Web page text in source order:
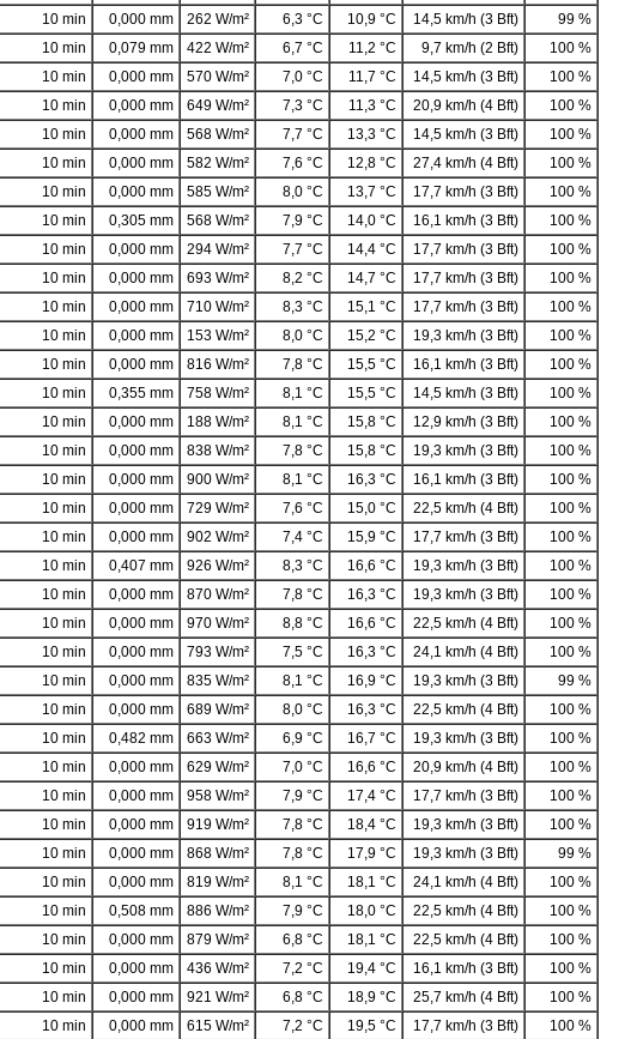
10 min 0,000 mm 262 W/m² 6,3 °C 10,9 °C 14,5 km/h (3 Bft)
99 %
10 min 0,079 mm 422 W/m² 6,7 °C 11,2 °C 9,7 km/h (2 Bft)
100 %
10 min 0,000 mm 570 W/m² 7,0 °C 11,7 °C 14,5 km/h (3 Bft)
100 %
10 min 0,000 mm 649 W/m² 7,3 °C 11,3 °C 20,9 km/h (4 Bft)
100 %
10 min 0,000 mm 568 W/m² 7,7 °C 13,3 °C 14,5 km/h (3 Bft)
100 %
10 min 0,000 mm 582 W/m² 7,6 °C 12,8 °C 27,4 km/h (4 Bft)
100 %
10 min 0,000 mm 585 W/m² 8,0 °C 13,7 °C 17,7 km/h (3 Bft)
100 %
10 min 0,305 mm 568 W/m² 7,9 °C 14,0 °C 16,1 km/h (3 Bft)
100 %
10 min 0,000 mm 294 W/m² 7,7 °C 14,4 °C 17,7 km/h (3 Bft)
100 %
10 min 0,000 mm 693 W/m² 8,2 °C 14,7 °C 17,7 km/h (3 Bft)
100 %
10 min 0,000 mm 710 W/m² 8,3 °C 15,1 °C 17,7 km/h (3 Bft)
100 %
10 min 0,000 mm 153 W/m² 8,0 °C 15,2 °C 19,3 km/h (3 Bft)
100 %
10 min 0,000 mm 816 W/m² 7,8 °C 15,5 °C 16,1 km/h (3 Bft)
100 %
10 min 0,355 mm 758 W/m² 8,1 °C 15,5 °C 14,5 km/h (3 Bft)
100 %
10 min 0,000 mm 188 W/m² 8,1 °C 15,8 °C 12,9 km/h (3 Bft)
100 %
10 min 0,000 mm 838 W/m² 7,8 °C 15,8 °C 19,3 km/h (3 Bft)
100 %
10 min 0,000 mm 900 W/m² 8,1 °C 16,3 °C 16,1 km/h (3 Bft)
100 %
10 min 0,000 mm 729 W/m² 7,6 °C 15,0 °C 22,5 km/h (4 Bft)
100 %
10 min 0,000 mm 902 W/m² 7,4 °C 15,9 °C 17,7 km/h (3 Bft)
100 %
10 min 0,407 mm 926 W/m² 8,3 °C 16,6 °C 19,3 km/h (3 Bft)
100 %
10 min 0,000 mm 870 W/m² 7,8 °C 16,3 °C 19,3 km/h (3 Bft)
100 %
10 min 0,000 mm 970 W/m² 8,8 °C 16,6 °C 22,5 km/h (4 Bft)
100 %
10 min 0,000 mm 793 W/m² 7,5 °C 16,3 °C 24,1 km/h (4 Bft)
100 %
10 min 0,000 mm 835 W/m² 8,1 °C 16,9 °C 19,3 km/h (3 Bft)
99 %
10 min 0,000 mm 689 W/m² 8,0 °C 16,3 °C 22,5 km/h (4 Bft)
100 %
10 min 0,482 mm 663 W/m² 6,9 °C 16,7 °C 19,3 km/h (3 Bft)
100 %
10 min 0,000 mm 629 W/m² 7,0 °C 16,6 °C 20,9 km/h (4 Bft)
100 %
10 min 0,000 mm 958 W/m² 7,9 °C 17,4 °C 17,7 km/h (3 Bft)
100 %
10 min 0,000 mm 919 W/m² 7,8 °C 18,4 °C 19,3 km/h (3 Bft)
100 %
10 min 0,000 mm 868 W/m² 7,8 °C 17,9 °C 19,3 km/h (3 Bft)
99 %
10 min 0,000 mm 819 W/m² 8,1 °C 18,1 °C 24,1 km/h (4 Bft)
100 %
10 min 0,508 mm 886 W/m² 7,9 °C 18,0 °C 22,5 km/h (4 Bft)
100 %
10 min 0,000 mm 879 W/m² 6,8 °C 18,1 °C 22,5 km/h (4 Bft)
100 %
10 min 0,000 mm 436 W/m² 7,2 °C 19,4 °C 16,1 km/h (3 Bft)
100 %
10 min 0,000 mm 921 W/m² 6,8 °C 18,9 °C 25,7 km/h (4 Bft)
100 %
10 min 0,000 mm 615 W/m² 7,2 °C 19,5 °C 17,7 km/h (3 Bft)
100 %